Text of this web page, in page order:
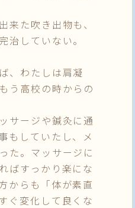
た吹き出物も、
治していない。
、わたしは肩凝
う高校の時からの
サージや鍼灸に通
もしていたし、メ
た。マッサージに
ばすっかり楽にな
からも「体が素直
ぐ変化して良くな